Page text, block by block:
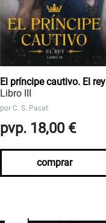
El príncipe cautivo. El rey
Libro III
por C. S. Pacat
pvp. 18,00 €
comprar